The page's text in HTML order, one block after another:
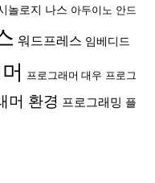
놀로지 나스 아두이노 안드
워드프레스 임베디드
프로그래머 대우 프로그
머 환경 프로그래밍 플